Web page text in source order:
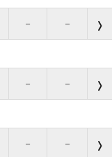
– –
– –
– –